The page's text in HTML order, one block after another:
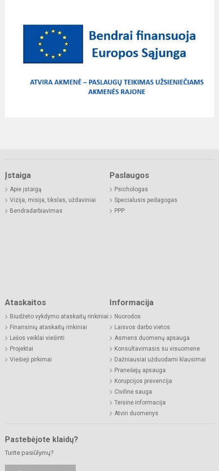
Įstaiga
Apie įstaigą
Vizija, misija, tikslas, uždaviniai
Bendradarbiavimas
Paslaugos
Psichologas
Specialusis pedagogas
PPP
Ataskaitos
Biudžeto vykdymo ataskaitų rinkiniai
Finansinių ataskaitų rinkiniai
Lėšos veiklai viešinti
Projektai
Viešieji pirkimai
Informacija
Nuorodos
Laisvos darbo vietos
Asmens duomenų apsauga
Konsultavimasis su visuomene
Dažniausiai užduodami klausimai
Pranešėjų apsauga
Korupcijos prevencija
Civilinė sauga
Teisinė informacija
Atviri duomenys
Pastebėjote klaidų?
Turite pasiūlymų?